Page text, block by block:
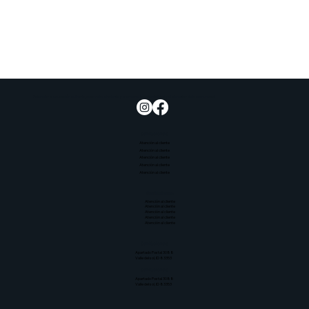
Apartado Postal 3088
Valle del sol, ID 83353
Apartado Postal 3088
Valle del sol, ID 83353
Atención al cliente
Atención al cliente
Atención al cliente
Atención al cliente
Atención al cliente
Atención al cliente
Atención al cliente
Atención al cliente
Atención al cliente
Atención al cliente